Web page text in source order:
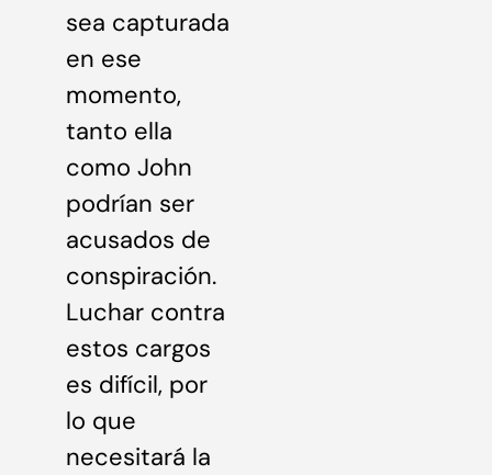
sea capturada
en ese
momento,
tanto ella
como John
podrían ser
acusados de
conspiración.
Luchar contra
estos cargos
es difícil, por
lo que
necesitará la